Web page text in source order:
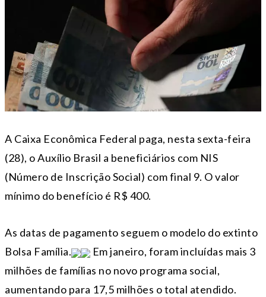
A Caixa Econômica Federal paga, nesta sexta-feira
(28), o Auxílio Brasil a beneficiários com NIS
(Número de Inscrição Social) com final 9. O valor
mínimo do benefício é R$ 400.
As datas de pagamento seguem o modelo do extinto
Bolsa Família.
Em janeiro, foram incluídas mais 3
milhões de famílias no novo programa social,
aumentando para 17,5 milhões o total atendido.